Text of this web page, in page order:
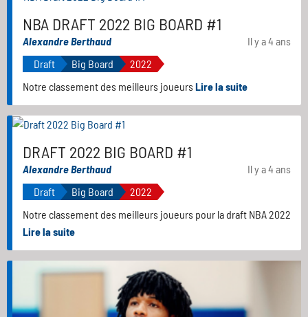
NBA DRAFT 2022 BIG BOARD #1
Alexandre Berthaud
Il y a 4 ans
Draft
Big Board
2022
Notre classement des meilleurs joueursLire la suite
DRAFT 2022 BIG BOARD #1
Alexandre Berthaud
Il y a 4 ans
Draft
Big Board
2022
Notre classement des meilleurs joueurs pour la draft NBA 2022
Lire la suite